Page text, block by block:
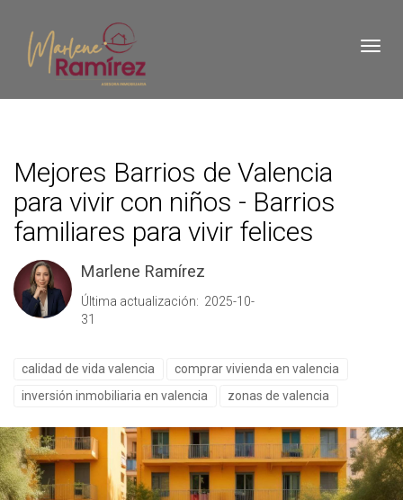
Mejores Barrios de Valencia
para vivir con niños - Barrios
familiares para vivir felices
Marlene Ramírez
Última actualización: 2025-10-
31
calidad de vida valencia
comprar vivienda en valencia
inversión inmobiliaria en valencia
zonas de valencia